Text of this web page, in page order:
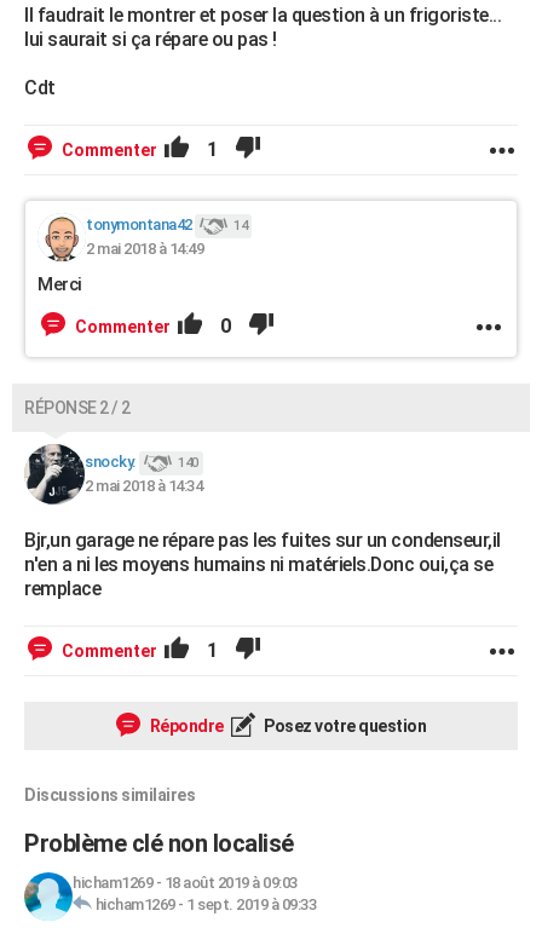
Il faudrait le montrer et poser la question à un frigoriste...
lui saurait si ça répare ou pas !
Cdt
Commenter 1
tonymontana42 14
2 mai 2018 à 14:49
Merci
Commenter 0
RÉPONSE 2 / 2
snocky. 140
2 mai 2018 à 14:34
Bjr,un garage ne répare pas les fuites sur un condenseur,il
n'en a ni les moyens humains ni matériels.Donc oui,ça se
remplace
Commenter 1
Répondre Posez votre question
Discussions similaires
Problème clé non localisé
hicham1269- 18 août 2019 à 09:03
hicham1269- 1 sept. 2019 à 09:33